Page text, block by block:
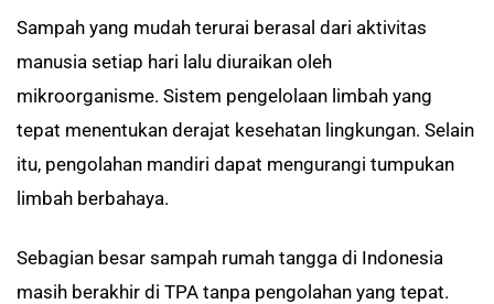
Sampah yang mudah terurai berasal dari aktivitas
manusia setiap hari lalu diuraikan oleh
mikroorganisme. Sistem pengelolaan limbah yang
tepat menentukan derajat kesehatan lingkungan. Selain
itu, pengolahan mandiri dapat mengurangi tumpukan
limbah berbahaya.
Sebagian besar sampah rumah tangga di Indonesia
masih berakhir di TPA tanpa pengolahan yang tepat.